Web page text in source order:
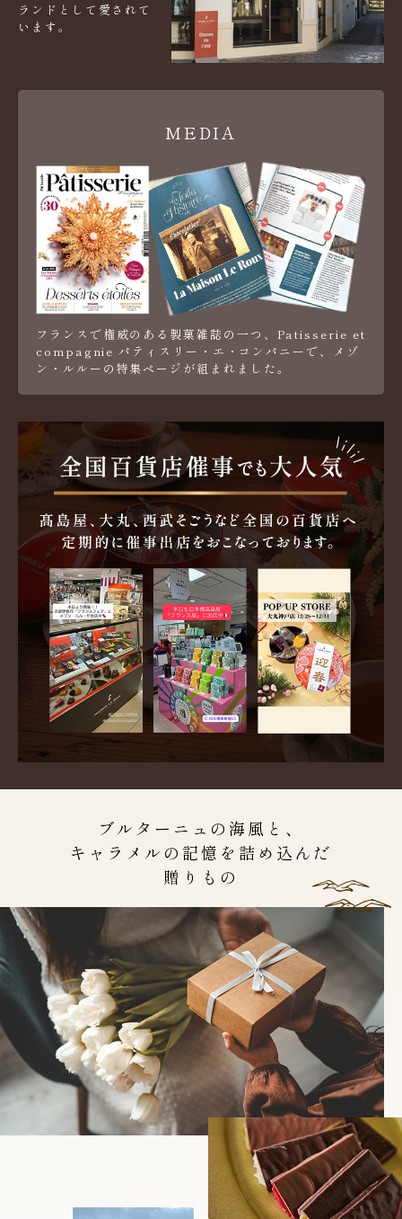
ランドとして愛されて
います。
MEDIA
フランスで権威のある製菓雑誌の一つ、Patisserie et
compagnie パティスリー・エ・コンパニーで、メゾ
ン・ルルーの特集ページが組まれました。
ブルターニュの海風と、
キャラメルの記憶を詰め込んだ
贈りもの